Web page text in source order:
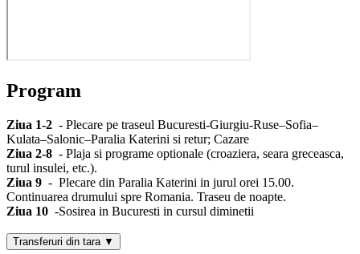
Program
Ziua 1-2 - Plecare pe traseul Bucuresti-Giurgiu-Ruse–Sofia–
Kulata–Salonic–Paralia Katerini si retur; Cazare
Ziua 2-8 - Plaja si programe optionale (croaziera, seara greceasca,
turul insulei, etc.).
Ziua 9 - Plecare din Paralia Katerini in jurul orei 15.00.
Continuarea drumului spre Romania. Traseu de noapte.
Ziua 10 -Sosirea in Bucuresti in cursul diminetii
Transferuri din tara ▼